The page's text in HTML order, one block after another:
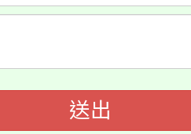
展貢獻獎」
TAIPEI臺
之「藝術教育
送出